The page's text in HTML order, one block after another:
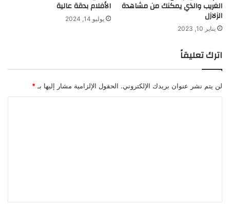
الغريب والذي يمكنك من مشاهدة
الزلازل
يناير 10, 2023
الأفلام بدقة عالية
يوليو 14, 2024
اترك تعليقاً
لن يتم نشر عنوان بريدك الإلكتروني. الحقول الإلزامية مشار إليها بـ *